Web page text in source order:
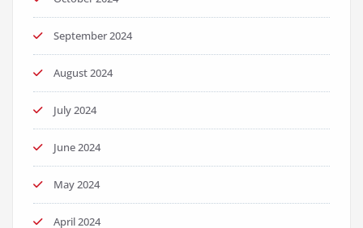
September 2024
August 2024
July 2024
June 2024
May 2024
April 2024